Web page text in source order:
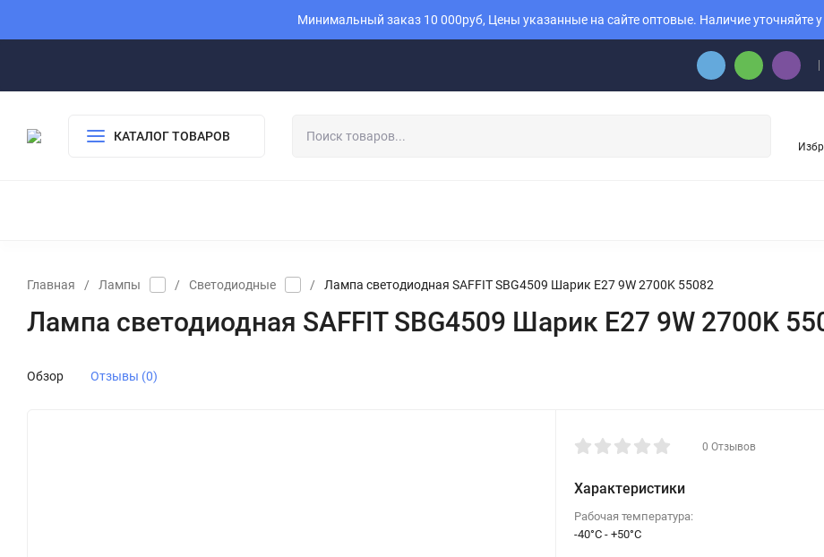
Минимальный заказ 10 000руб, Цены указанные на сайте оптовые. Наличие уточняйте
КАТАЛОГ ТОВАРОВ
Главная / Лампы / Светодиодные / Лампа светодиодная SAFFIT SBG4509 Шарик E27 9W 2700K 55082
Лампа светодиодная SAFFIT SBG4509 Шарик E27 9W 2700K
Обзор Отзывы (0)
0 Отзывов
Характеристики
Рабочая температура:
-40°C - +50°C